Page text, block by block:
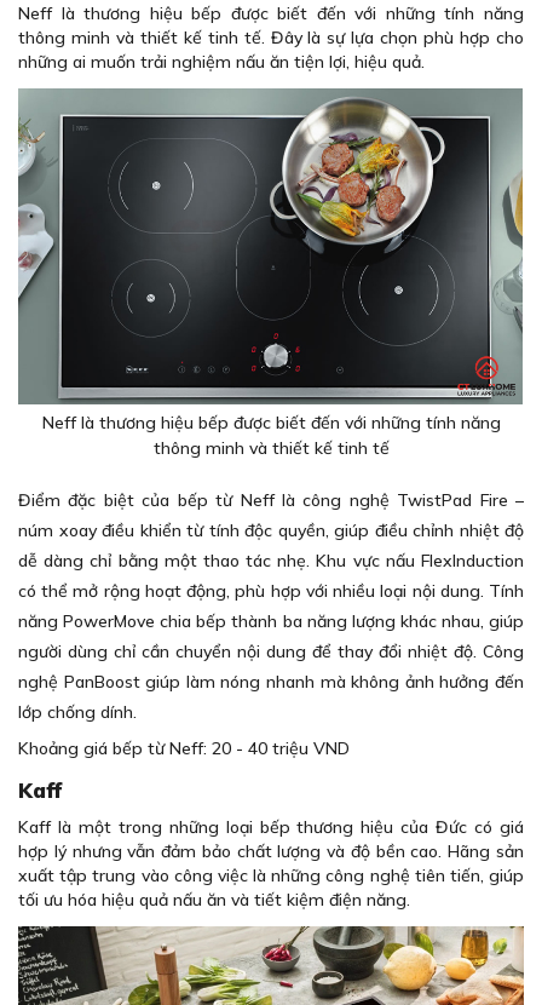
Neff là thương hiệu bếp được biết đến với những tính năng
thông minh và thiết kế tinh tế. Đây là sự lựa chọn phù hợp cho
những ai muốn trải nghiệm nấu ăn tiện lợi, hiệu quả.
Neff là thương hiệu bếp được biết đến với những tính năng
thông minh và thiết kế tinh tế
Điểm đặc biệt của bếp từ Neff là công nghệ TwistPad Fire –
núm xoay điều khiển từ tính độc quyền, giúp điều chỉnh nhiệt độ
dễ dàng chỉ bằng một thao tác nhẹ. Khu vực nấu FlexInduction
có thể mở rộng hoạt động, phù hợp với nhiều loại nội dung. Tính
năng PowerMove chia bếp thành ba năng lượng khác nhau, giúp
người dùng chỉ cần chuyển nội dung để thay đổi nhiệt độ. Công
nghệ PanBoost giúp làm nóng nhanh mà không ảnh hưởng đến
lớp chống dính.
Khoảng giá bếp từ Neff: 20 - 40 triệu VND
Kaff
Kaff là một trong những loại bếp thương hiệu của Đức có giá
hợp lý nhưng vẫn đảm bảo chất lượng và độ bền cao. Hãng sản
xuất tập trung vào công việc là những công nghệ tiên tiến, giúp
tối ưu hóa hiệu quả nấu ăn và tiết kiệm điện năng.